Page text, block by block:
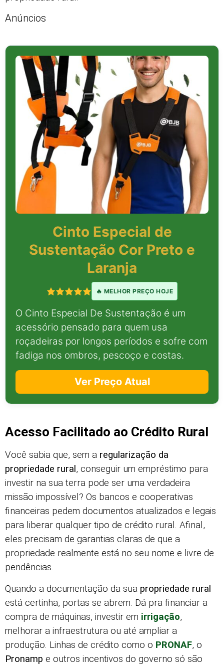
Anúncios
Cinto Especial de
Sustentação Cor Preto e
Laranja
🔥 MELHOR PREÇO HOJE
O Cinto Especial De Sustentação é um
acessório pensado para quem usa
roçadeiras por longos períodos e sofre com
fadiga nos ombros, pescoço e costas.
Ver Preço Atual
Acesso Facilitado ao Crédito Rural
Você sabia que, sem a regularização da
propriedade rural , conseguir um empréstimo para
investir na sua terra pode ser uma verdadeira
missão impossível? Os bancos e cooperativas
financeiras pedem documentos atualizados e legais
para liberar qualquer tipo de crédito rural. Afinal,
eles precisam de garantias claras de que a
propriedade realmente está no seu nome e livre de
pendências.
Quando a documentação da sua propriedade rural
está certinha, portas se abrem. Dá pra financiar a
compra de máquinas, investir em irrigação,
melhorar a infraestrutura ou até ampliar a
produção. Linhas de crédito como o PRONAF, o
Pronamp e outros incentivos do governo só são